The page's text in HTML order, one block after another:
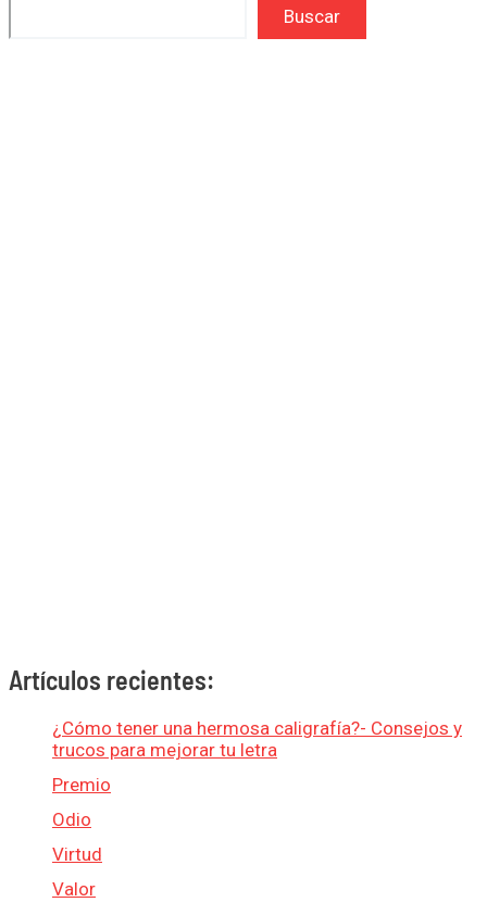
Buscar
Artículos recientes:
¿Cómo tener una hermosa caligrafía?- Consejos y
trucos para mejorar tu letra
Premio
Odio
Virtud
Valor